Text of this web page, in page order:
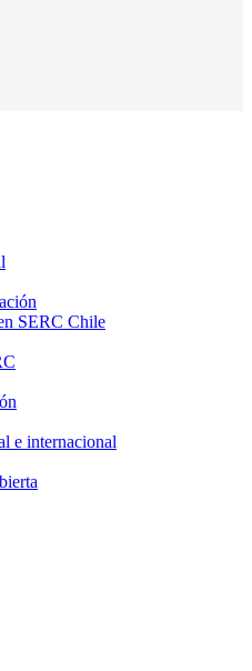
SERC Chile
e internacional